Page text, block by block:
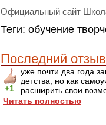
Официальный сайт
Теги: обучение
Последний отзыв
+1
уже почти два года
детства, но как
расширить свои
Читать полностью